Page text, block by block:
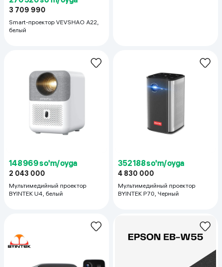
3 709 990
Smart-проектор VEVSHAO A22,
белый
148 969 so'm/oyga
2 043 000
Мультимедийный проектор
BYINTEK U4, белый
352 188 so'm/oyga
4 830 000
Мультимедийный проектор
BYINTEK P70, Черный